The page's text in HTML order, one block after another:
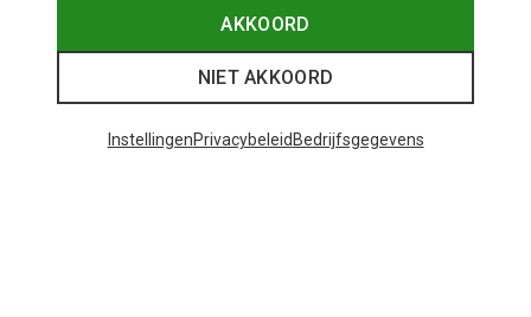
AKKOORD
NIET AKKOORD
InstellingenPrivacybeleid Bedrijfsgegevens